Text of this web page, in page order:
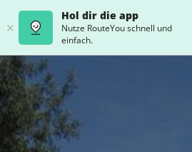
Hol dir die app
Nutze RouteYou schnell und
einfach.